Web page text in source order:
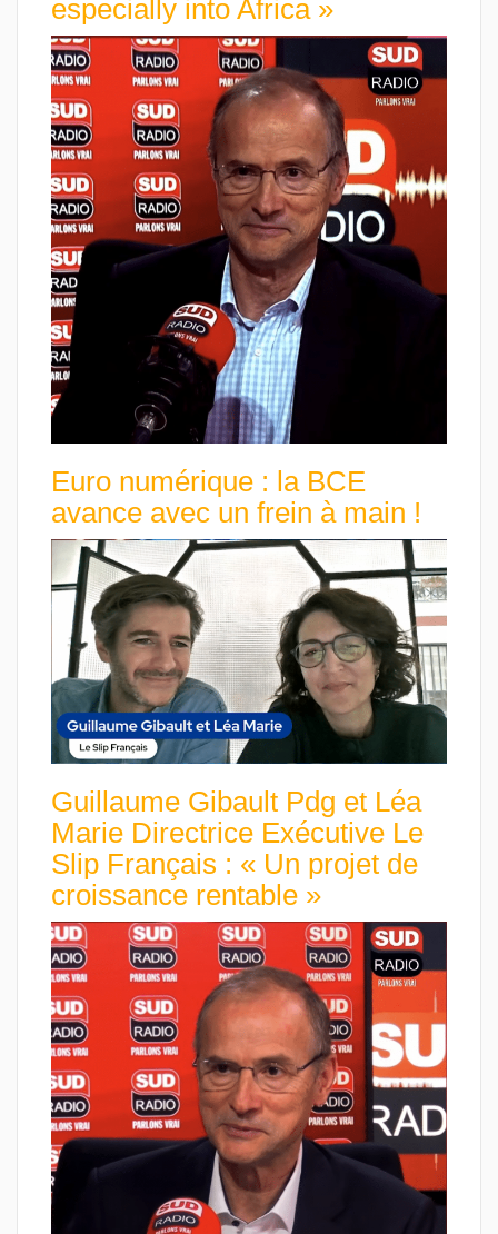
especially into Africa »
Euro numérique : la BCE
avance avec un frein à main !
Guillaume Gibault Pdg et Léa
Marie Directrice Exécutive Le
Slip Français : « Un projet de
croissance rentable »